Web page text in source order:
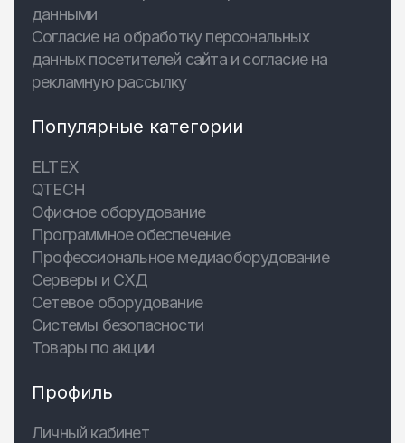
данными
Согласие на обработку персональных
данных посетителей сайта и согласие на
рекламную рассылку
Популярные категории
ELTEX
QTECH
Офисное оборудование
Программное обеспечение
Профессиональное медиаоборудование
Серверы и СХД
Сетевое оборудование
Системы безопасности
Товары по акции
Профиль
Личный кабинет